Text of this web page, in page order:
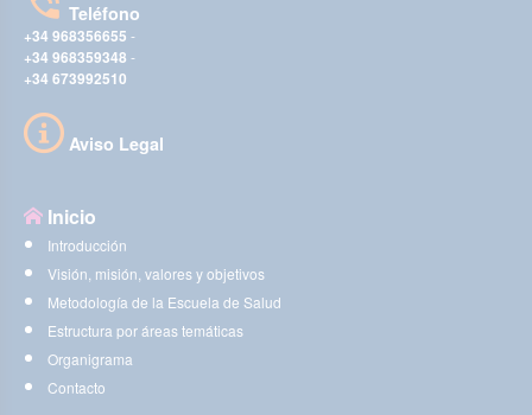
Teléfono
+34 968356655 -
+34 968359348 -
+34 673992510
Aviso Legal
Inicio
Introducción
Visión, misión, valores y objetivos
Metodología de la Escuela de Salud
Estructura por áreas temáticas
Organigrama
Contacto